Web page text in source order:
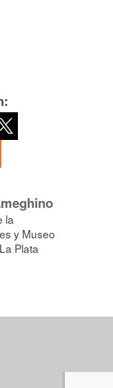
la
y Museo
Plata